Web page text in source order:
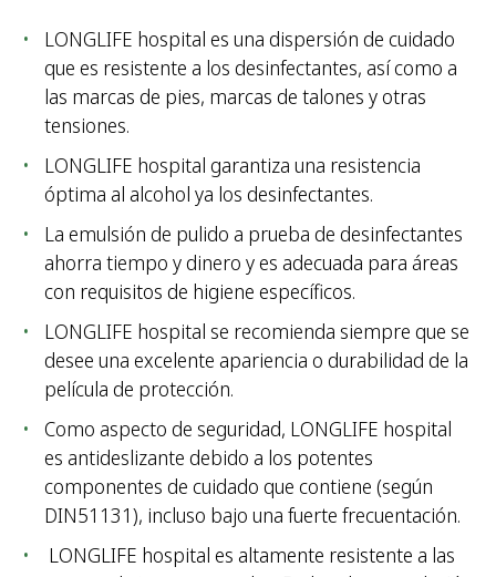
LONGLIFE hospital es una dispersión de cuidado
que es resistente a los desinfectantes, así como a
las marcas de pies, marcas de talones y otras
tensiones.
LONGLIFE hospital garantiza una resistencia
óptima al alcohol ya los desinfectantes.
La emulsión de pulido a prueba de desinfectantes
ahorra tiempo y dinero y es adecuada para áreas
con requisitos de higiene específicos.
LONGLIFE hospital se recomienda siempre que se
desee una excelente apariencia o durabilidad de la
película de protección.
Como aspecto de seguridad, LONGLIFE hospital
es antideslizante debido a los potentes
componentes de cuidado que contiene (según
DIN51131), incluso bajo una fuerte frecuentación.
LONGLIFE hospital es altamente resistente a las